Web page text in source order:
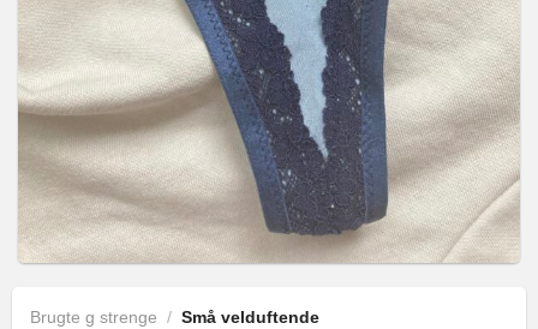
Brugte g strenge / Små velduftende